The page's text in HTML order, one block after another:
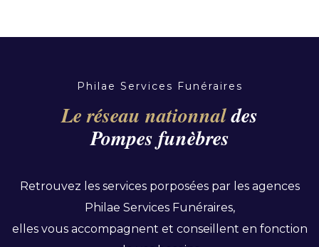
Philae Services Funéraires
Le réseau nationnaldes
Pompes funèbres
Retrouvez les services porposées par les agences
Philae Services Funéraires,
elles vous accompagnent et conseillent en fonction